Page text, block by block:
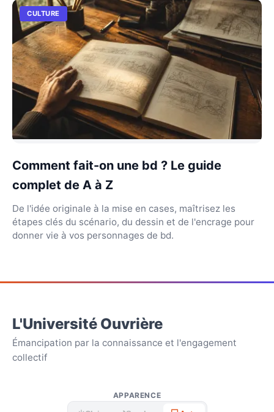
CULTURE
Comment fait-on une bd ? Le guide
complet de A à Z
De l'idée originale à la mise en cases, maîtrisez les
étapes clés du scénario, du dessin et de l'encrage pour
donner vie à vos personnages de bd.
L'Université Ouvrière
Émancipation par la connaissance et l'engagement
collectif
APPARENCE